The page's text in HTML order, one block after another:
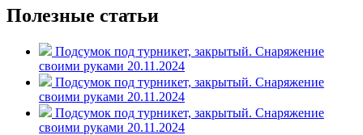
Полезные статьи
Подсумок под турникет, закрытый. Снаряжение
своими руками 20.11.2024
Подсумок под турникет, закрытый. Снаряжение
своими руками 20.11.2024
Подсумок под турникет, закрытый. Снаряжение
своими руками 20.11.2024